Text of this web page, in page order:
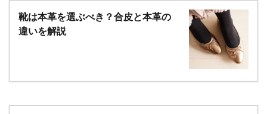
靴は本革を選ぶべき？合皮と本革の
違いを解説